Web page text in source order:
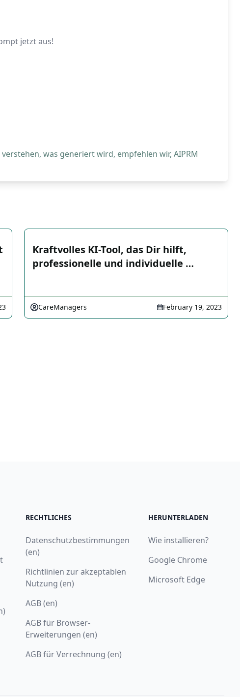
jetzt aus!
was generiert wird, empfehlen wir, AIPRM
Kraftvolles KI-Tool, das Dir hilft,
professionelle und individuelle …
CareManagers February 19, 2023
RECHTLICHES
Datenschutzbestimmungen
(en)
Richtlinien zur akzeptablen
Nutzung (en)
AGB (en)
AGB für Browser-
Erweiterungen (en)
AGB für Verrechnung (en)
HERUNTERLADEN
Wie installieren?
Google Chrome
Microsoft Edge